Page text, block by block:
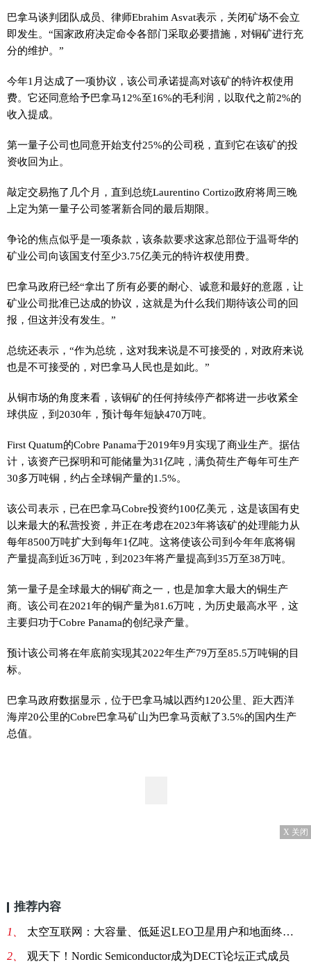
巴拿马谈判团队成员、律师Ebrahim Asvat表示，关闭矿场不会立
即发生。“国家政府决定命令各部门采取必要措施，对铜矿进行充
分的维护。”
今年1月达成了一项协议，该公司承诺提高对该矿的特许权使用
费。它还同意给予巴拿马12%至16%的毛利润，以取代之前2%的
收入提成。
第一量子公司也同意开始支付25%的公司税，直到它在该矿的投
资收回为止。
敲定交易拖了几个月，直到总统Laurentino Cortizo政府将周三晚
上定为第一量子公司签署新合同的最后期限。
争论的焦点似乎是一项条款，该条款要求这家总部位于温哥华的
矿业公司向该国支付至少3.75亿美元的特许权使用费。
巴拿马政府已经“拿出了所有必要的耐心、诚意和最好的意愿，让
矿业公司批准已达成的协议，这就是为什么我们期待该公司的回
报，但这并没有发生。”
总统还表示，“作为总统，这对我来说是不可接受的，对政府来说
也是不可接受的，对巴拿马人民也是如此。”
从铜市场的角度来看，该铜矿的任何持续停产都将进一步收紧全
球供应，到2030年，预计每年短缺470万吨。
First Quatum的Cobre Panama于2019年9月实现了商业生产。据估
计，该资产已探明和可能储量为31亿吨，满负荷生产每年可生产
30多万吨铜，约占全球铜产量的1.5%。
该公司表示，已在巴拿马Cobre投资约100亿美元，这是该国有史
以来最大的私营投资，并正在考虑在2023年将该矿的处理能力从
每年8500万吨扩大到每年1亿吨。这将使该公司到今年年底将铜
产量提高到近36万吨，到2023年将产量提高到35万至38万吨。
第一量子是全球最大的铜矿商之一，也是加拿大最大的铜生产
商。该公司在2021年的铜产量为81.6万吨，为历史最高水平，这
主要归功于Cobre Panama的创纪录产量。
预计该公司将在年底前实现其2022年生产79万至85.5万吨铜的目
标。
巴拿马政府数据显示，位于巴拿马城以西约120公里、距大西洋
海岸20公里的Cobre巴拿马矿山为巴拿马贡献了3.5%的国内生产
总值。
X 关闭
推荐内容
1、 太空互联网：大容量、低延迟LEO卫星用户和地面终端中的RFIC进展
2、 观天下！Nordic Semiconductor成为DECT论坛正式成员